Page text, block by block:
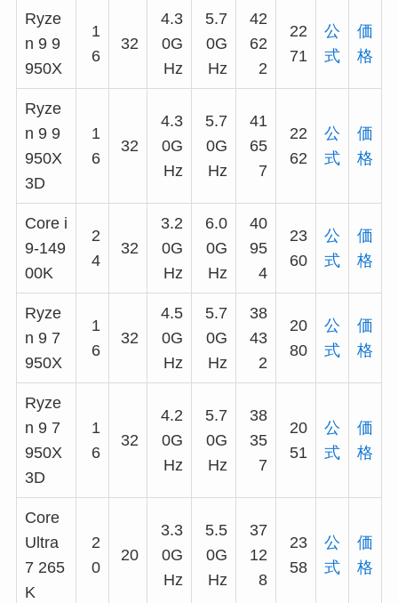
Ryze
n 9 9
950X
1
6
32
4.3
0G
Hz
5.7
0G
Hz
42
62
2
22
71
公
式
価
格
Ryze
n 9 9
950X
3D
1
6
32
4.3
0G
Hz
5.7
0G
Hz
41
65
7
22
62
公
式
価
格
Core i
9-149
00K
2
4
32
3.2
0G
Hz
6.0
0G
Hz
40
95
4
23
60
公
式
価
格
Ryze
n 9 7
950X
1
6
32
4.5
0G
Hz
5.7
0G
Hz
38
43
2
20
80
公
式
価
格
Ryze
n 9 7
950X
3D
1
6
32
4.2
0G
Hz
5.7
0G
Hz
38
35
7
20
51
公
式
価
格
Core
Ultra
7 265
K
2
0
20
3.3
0G
Hz
5.5
0G
Hz
37
12
8
23
58
公
式
価
格